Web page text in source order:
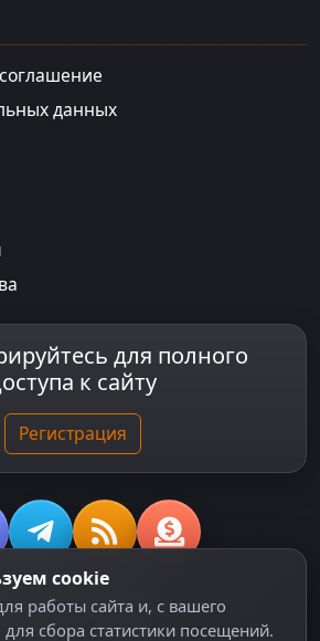
данных
для полного
к сайту
Регистрация
2026 dzplay.ru
cookie
работы сайта и, с вашего
сбора статистики посещений.